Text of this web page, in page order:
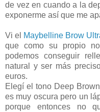
de vez en cuando a la
exponerme así que me
Vi el Maybelline Brow
que como su propio
podemos conseguir
natural y ser más
euros.
Elegí el tono Deep
es muy oscura pero un
porque entonces no